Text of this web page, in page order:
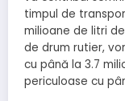
timpul de
milioane de litri
de drum rutier,
cu până la 3.7
periculoase cu